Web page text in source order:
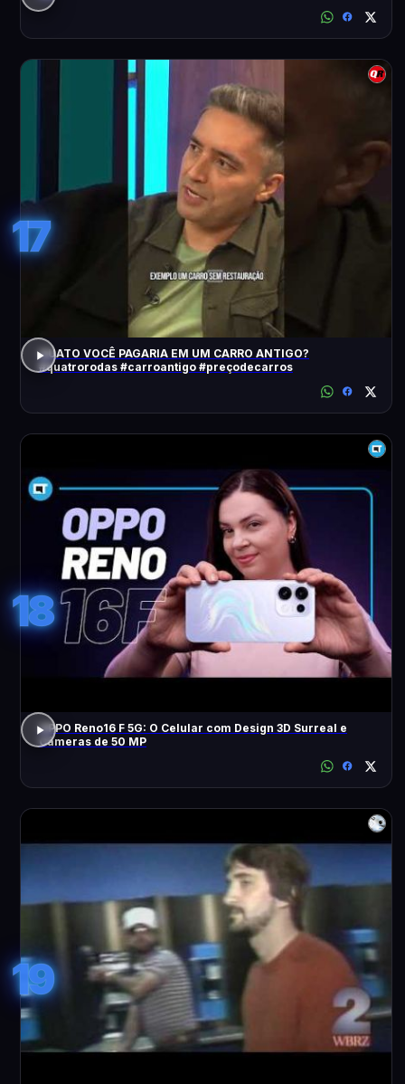
17
QUATO VOCÊ PAGARIA EM UM CARRO ANTIGO?
#quatrorodas #carroantigo #preçodecarros
18
OPPO Reno16 F 5G: O Celular com Design 3D Surreal e
Câmeras de 50 MP
19